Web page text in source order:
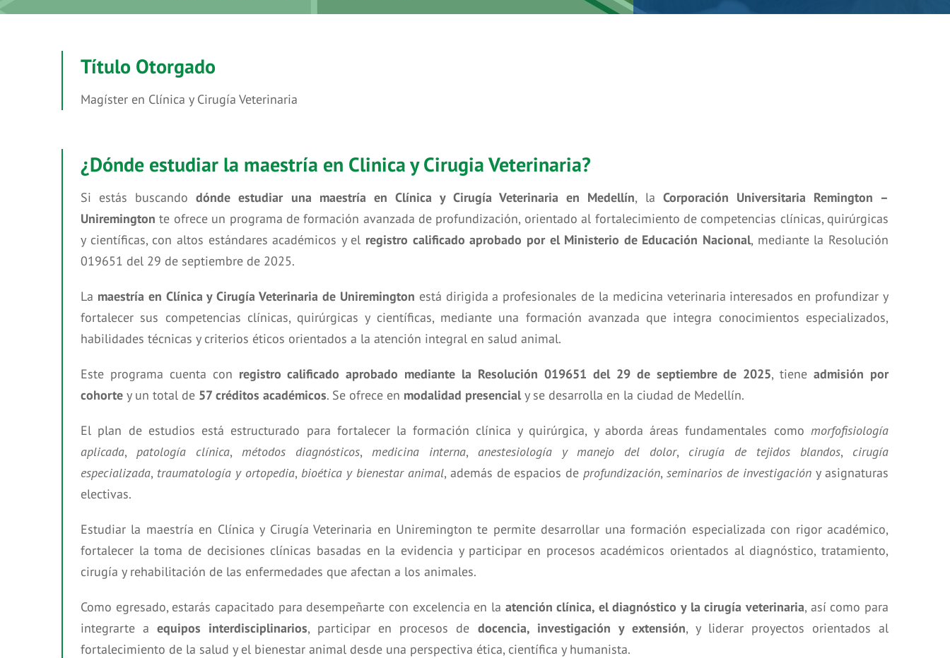
Título Otorgado
Magíster en Clínica y Cirugía Veterinaria
¿Dónde estudiar la maestría en Clinica y Cirugia Veterinaria?
Si estás buscandodónde estudiar una maestría en Clínica y Cirugía Veterinaria en Medellín, la Corporación Universitaria Remington –
Uniremington te ofrece un programa de formación avanzada de profundización, orientado al fortalecimiento de competencias clínicas, quirúrgicas
y científicas, con altos estándares académicos y el registro calificado aprobado por el Ministerio de Educación Nacional, mediante la Resolución
019651 del 29 de septiembre de 2025.
La maestría en Clínica y Cirugía Veterinaria de Uniremington está dirigida a profesionales de la medicina veterinaria interesados en profundizar y
fortalecer sus competencias clínicas, quirúrgicas y científicas, mediante una formación avanzada que integra conocimientos especializados,
habilidades técnicas y criterios éticos orientados a la atención integral en salud animal.
Este programa cuenta con registro calificado aprobado mediante la Resolución 019651 del 29 de septiembre de 2025, tieneadmisión por
cohorte y un total de 57 créditos académicos. Se ofrece en modalidad presencialy se desarrolla en la ciudad de Medellín.
El plan de estudios está estructurado para fortalecer la formación clínica y quirúrgica, y aborda áreas fundamentales como morfofisiología
aplicada, patología clínica, métodos diagnósticos, medicina interna, anestesiología y manejo del dolor, cirugía de tejidos blandos, cirugía
especializada, traumatología y ortopedia, bioética y bienestar animal, además de espacios deprofundización,seminarios de investigación y asignaturas
electivas.
Estudiar la maestría en Clínica y Cirugía Veterinaria en Uniremington te permite desarrollar una formación especializada con rigor académico,
fortalecer la toma de decisiones clínicas basadas en la evidencia y participar en procesos académicos orientados al diagnóstico, tratamiento,
cirugía y rehabilitación de las enfermedades que afectan a los animales.
Como egresado, estarás capacitado para desempeñarte con excelencia en la atención clínica, el diagnóstico y la cirugía veterinaria, así como para
integrarte aequipos interdisciplinarios, participar en procesos de docencia, investigación y extensión, y liderar proyectos orientados al
fortalecimiento de la salud y el bienestar animal desde una perspectiva ética, científica y humanista.